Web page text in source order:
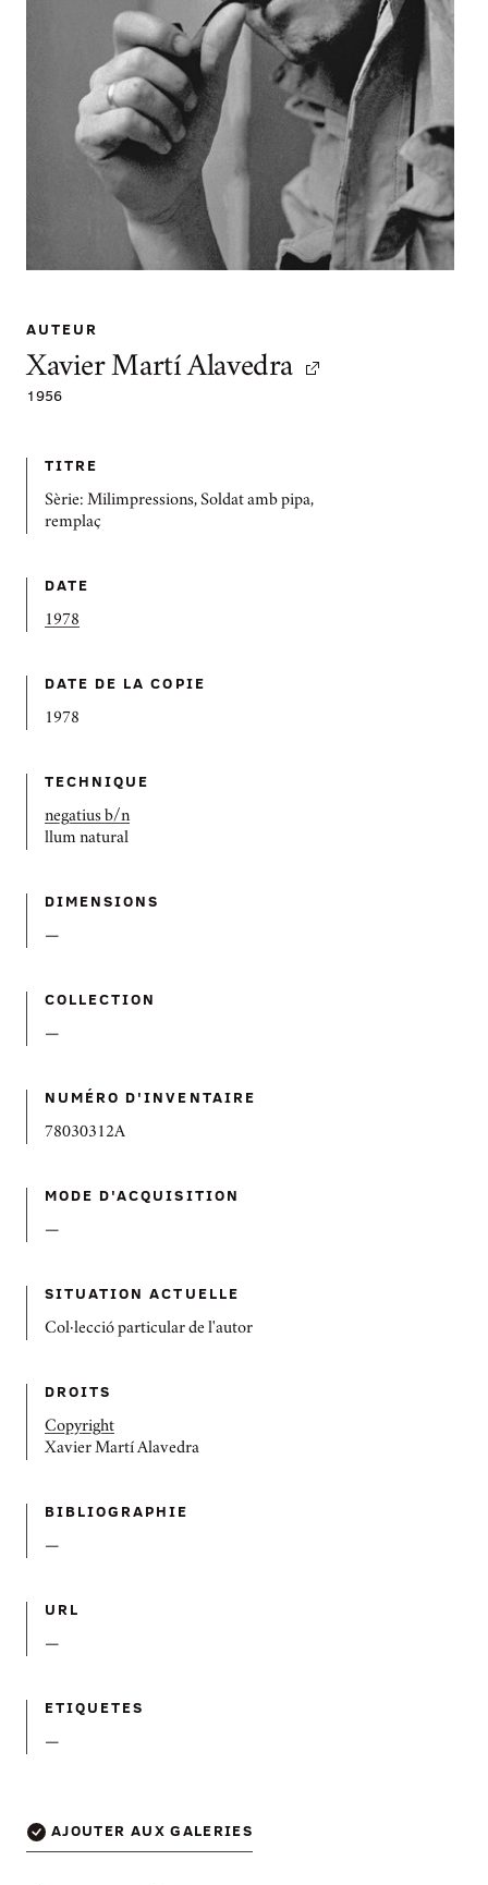
AUTEUR
Xavier Martí Alavedra
1956
TITRE
Sèrie: Milimpressions, Soldat amb pipa,
remplaç
DATE
1978
DATE DE LA COPIE
1978
TECHNIQUE
negatius b/n
llum natural
DIMENSIONS
—
COLLECTION
—
NUMÉRO D'INVENTAIRE
78030312A
MODE D'ACQUISITION
—
SITUATION ACTUELLE
Col·lecció particular de l'autor
DROITS
Copyright
Xavier Martí Alavedra
BIBLIOGRAPHIE
—
URL
—
ETIQUETES
—
AJOUTER AUX GALERIES